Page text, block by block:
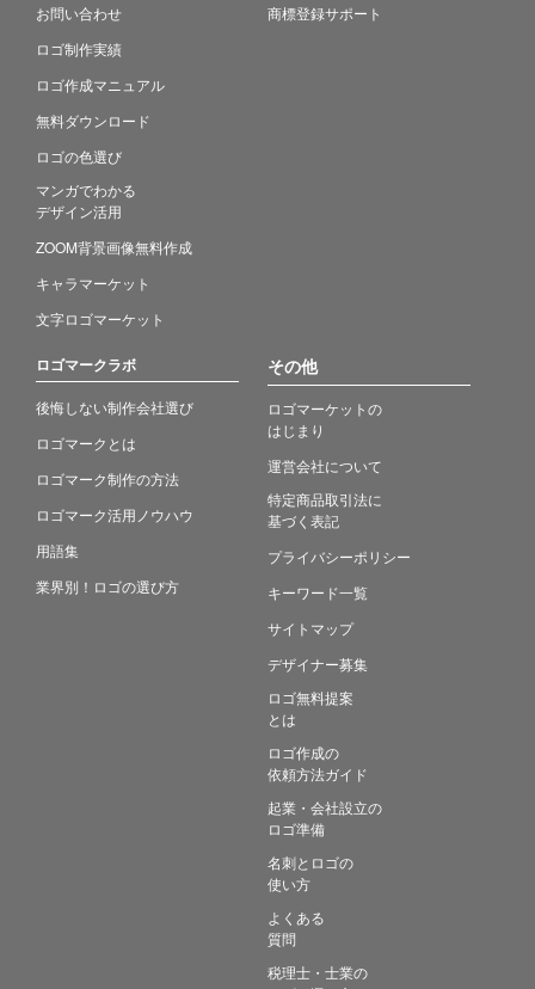
お問い合わせ
ロゴ制作実績
ロゴ作成マニュアル
無料ダウンロード
ロゴの色選び
マンガでわかる
デザイン活用
ZOOM背景画像無料作成
キャラマーケット
文字ロゴマーケット
商標登録サポート
ロゴマークラボ
後悔しない制作会社選び
ロゴマークとは
ロゴマーク制作の方法
ロゴマーク活用ノウハウ
用語集
業界別！ロゴの選び方
その他
ロゴマーケットの
はじまり
運営会社について
特定商品取引法に
基づく表記
プライバシーポリシー
キーワード一覧
サイトマップ
デザイナー募集
ロゴ無料提案
とは
ロゴ作成の
依頼方法ガイド
起業・会社設立の
ロゴ準備
名刺とロゴの
使い方
よくある
質問
税理士・士業の